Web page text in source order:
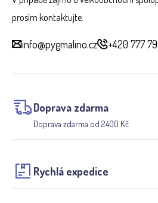
prosím kontaktujte.
info@pygmalino.cz +420 777
Doprava zdarma
Doprava zdarma od 2400 Kč
Rychlá expedice